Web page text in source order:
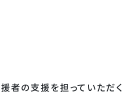
者の支援を担っていただく